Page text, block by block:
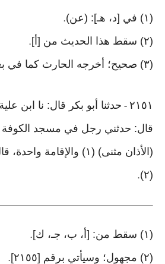
(١) في [د، هـ]: (عن) .
(٢) سقط هذا الحديث من [أ] .
(٣) صحيح؛ أخرجه الحارث كما في بغية الباحث (١١٤)
٢١٥١ - حدثنا أبو بكر قال: نا ابن
قال: حدثني رجل في مسجد
(الأذان مثنى) (١) والإقامة
(٢)
.
(١) سقط من: [أ، ب، جـ، ك] .
(٢) مجهول؛ وسيأتي برقم [٢١٥٥] .